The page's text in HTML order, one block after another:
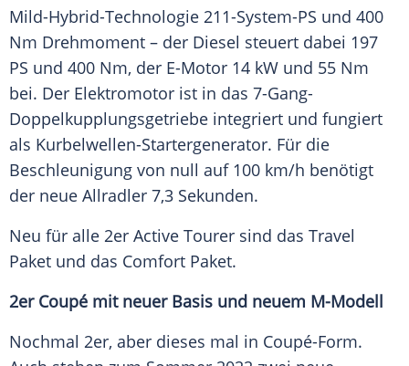
Mild-Hybrid-Technologie 211-System-PS und 400
Nm Drehmoment – der Diesel steuert dabei 197
PS und 400 Nm, der E-Motor 14 kW und 55 Nm
bei. Der Elektromotor ist in das 7-Gang-
Doppelkupplungsgetriebe integriert und fungiert
als Kurbelwellen-Startergenerator. Für die
Beschleunigung von null auf 100 km/h benötigt
der neue Allradler 7,3 Sekunden.
Neu für alle 2er Active Tourer sind das Travel
Paket und das Comfort Paket.
2er Coupé mit neuer Basis und neuem M-Modell
Nochmal 2er, aber dieses mal in Coupé-Form.